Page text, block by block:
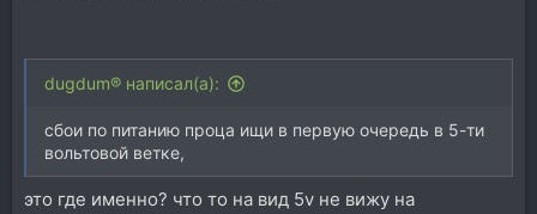
dugdum® написал(а):
сбои по питанию проца ищи в первую очередь в 5-ти
вольтовой ветке,
это где именно? что то на вид 5v не вижу на